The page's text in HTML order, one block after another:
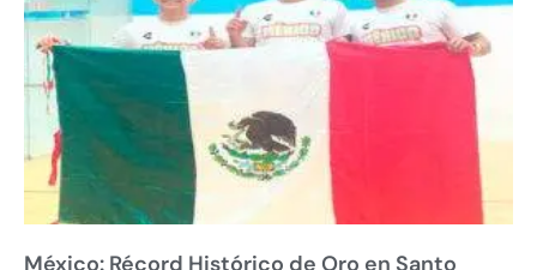
México: Récord Histórico de Oro en Santo